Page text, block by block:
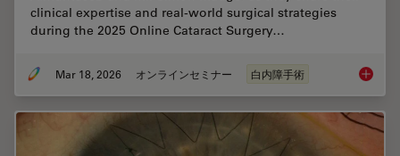
clinical expertise and real-world surgical strategies
during the 2025 Online Cataract Surgery…
Mar 18, 2026 オンラインセミナー 白内障手術 Expert